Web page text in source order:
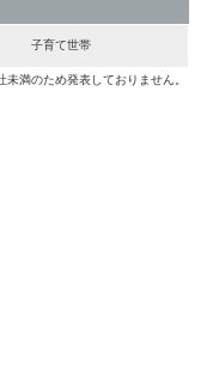
子育て世帯
満のため発表しておりません。